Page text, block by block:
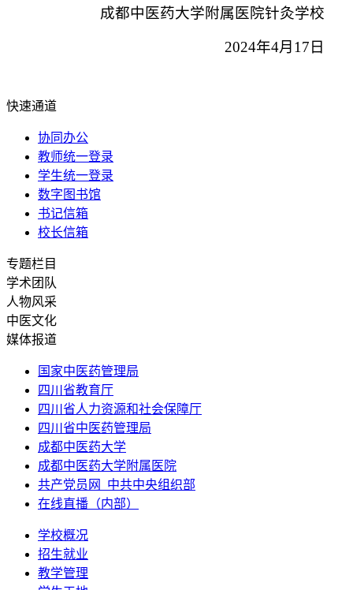
成都中医药大学附属医院针灸学校
2024年4月 17 日
快速通道
协同办公
教师统一登录
学生统一登录
数字图书馆
书记信箱
校长信箱
专题栏目
学术团队
人物风采
中医文化
媒体报道
国家中医药管理局
四川省教育厅
四川省人力资源和社会保障厅
四川省中医药管理局
成都中医药大学
成都中医药大学附属医院
共产党员网_中共中央组织部
在线直播（内部）
学校概况
招生就业
教学管理